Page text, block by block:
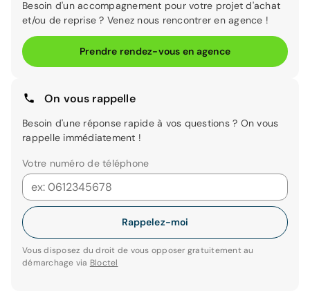
Besoin d'un accompagnement pour votre projet d'achat
et/ou de reprise ? Venez nous rencontrer en agence !
Prendre rendez-vous en agence
On vous rappelle
Besoin d'une réponse rapide à vos questions ? On vous
rappelle immédiatement !
Votre numéro de téléphone
Rappelez-moi
Vous disposez du droit de vous opposer gratuitement au
démarchage via Bloctel